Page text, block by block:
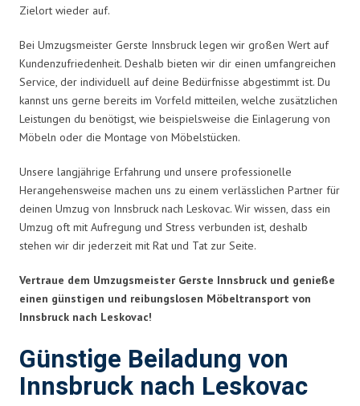
Zielort wieder auf.
Bei Umzugsmeister Gerste Innsbruck legen wir großen Wert auf
Kundenzufriedenheit. Deshalb bieten wir dir einen umfangreichen
Service, der individuell auf deine Bedürfnisse abgestimmt ist. Du
kannst uns gerne bereits im Vorfeld mitteilen, welche zusätzlichen
Leistungen du benötigst, wie beispielsweise die Einlagerung von
Möbeln oder die Montage von Möbelstücken.
Unsere langjährige Erfahrung und unsere professionelle
Herangehensweise machen uns zu einem verlässlichen Partner für
deinen Umzug von Innsbruck nach Leskovac. Wir wissen, dass ein
Umzug oft mit Aufregung und Stress verbunden ist, deshalb
stehen wir dir jederzeit mit Rat und Tat zur Seite.
Vertraue dem Umzugsmeister Gerste Innsbruck und genieße
einen günstigen und reibungslosen Möbeltransport von
Innsbruck nach Leskovac!
Günstige Beiladung von
Innsbruck nach Leskovac